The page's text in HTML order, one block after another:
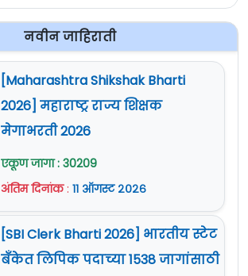
नवीन जाहिराती
[Maharashtra Shikshak Bharti
2026] महाराष्ट्र राज्य शिक्षक
मेगाभरती 2026
एकूण जागा : 30209
अंतिम दिनांक: ११ ऑगस्ट २०२६
[SBI Clerk Bharti 2026] भारतीय स्टेट
बँकेत लिपिक पदाच्या 1538 जागांसाठी